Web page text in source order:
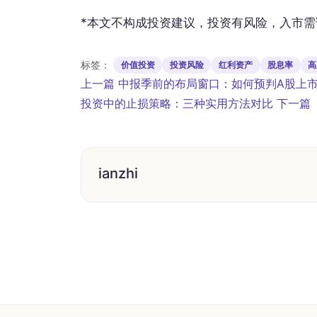
*本文不构成投资建议，投资有风险，入市
标签： 价值投资 投资风险 红利资产 股息率
文
章
航
上一篇 中报季前的布局窗口：如何预判A股上
投资中的止损策略：三种实用方法对比 下一篇
ianzhi